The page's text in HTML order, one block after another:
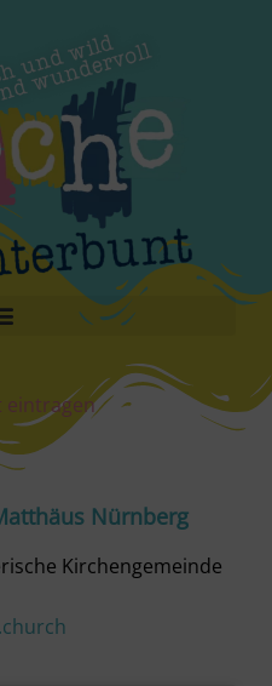
eintragen
Nürnberg
Kirchengemeinde